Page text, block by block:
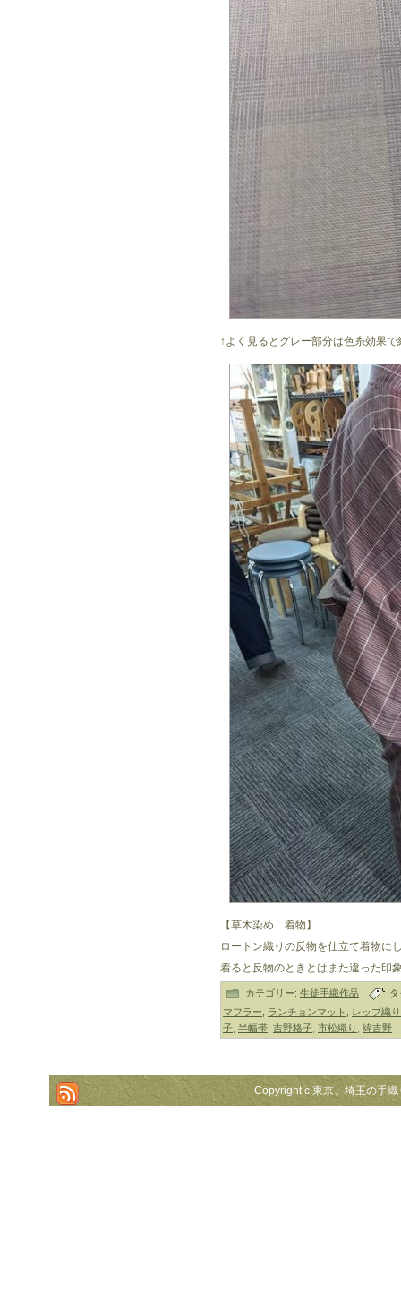
↑よく見るとグレー部分は色糸効果
【草木染め 着物】
ロートン織りの反物を仕立て着物に
着ると反物のときとはまた違った印
カテゴリー: 生徒手織作品 |
マフラー
ランチョンマット
レップ織り
子 半幅帯 吉野格子 市松織り 緯吉野
.
Copyright c 東京、埼玉の手